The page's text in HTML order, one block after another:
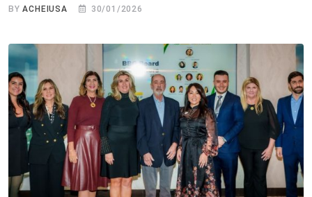
BYACHEIUSA 30/01/2026